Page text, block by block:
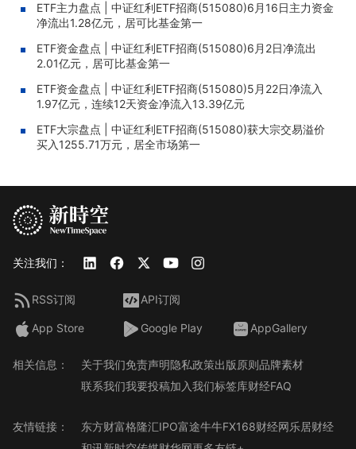
ETF主力盘点 | 中证红利ETF招商(515080)6月16日主力资金
净流出1.28亿元，居可比基金第一
ETF资金盘点 | 中证红利ETF招商(515080)6月2日净流出
2.01亿元，居可比基金第一
ETF资金盘点 | 中证红利ETF招商(515080)5月22日净流入
1.97亿元，连续12天资金净流入13.39亿元
ETF大宗盘点 | 中证红利ETF招商(515080)获大宗交易溢价
买入1255.71万元，居全市场第一
关注我们：
RSS订阅 API订阅
App Store Google Play AppGallery
相关信息： 关于我们免责声明隐私政策出版原则品牌素材
联系我们我要投稿加入我们标签库财经FAQ
友情链接： 东方财富格隆汇IPO富途牛牛FX168财经网乐居财经